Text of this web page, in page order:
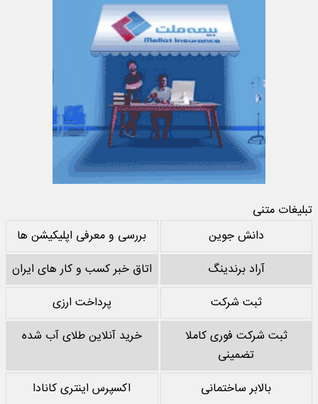
تبلیغات متنی
دانش جوین
بررسی و معرفی اپلیکیشن ها
آراد برندینگ
اتاق خبر کسب و کار های ایران
ثبت شرکت
پرداخت ارزی
ثبت شرکت فوری کاملا
تضمینی
خرید آنلاین طلای آب شده
بالابر ساختمانی
اکسپرس اینتری کانادا